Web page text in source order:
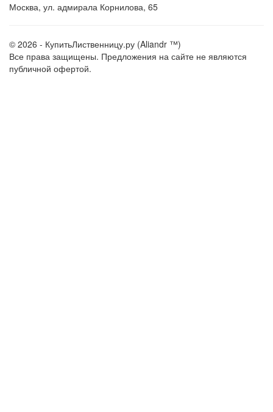
Москва, ул. адмирала Корнилова, 65
© 2026 - КупитьЛиственницу.ру (Aliandr ™)
Все права защищены. Предложения на сайте не являются
публичной офертой.